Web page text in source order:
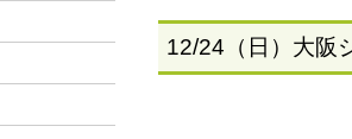
12/24（日） 大阪